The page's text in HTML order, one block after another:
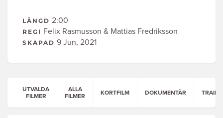
LÄNGD 2:00
REGI Felix Rasmusson & Mattias Fredriksson
SKAPAD 9 Jun, 2021
UTVALDA
FILMER
ALLA
FILMER
KORTFILM DOKUMENTÄR